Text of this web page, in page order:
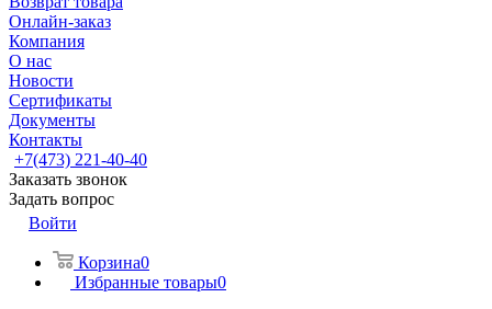
Онлайн-заказ
Компания
О нас
Новости
Сертификаты
Документы
Контакты
+7(473) 221-40-40
Заказать звонок
Задать вопрос
Войти
Корзина0
Избранные товары0